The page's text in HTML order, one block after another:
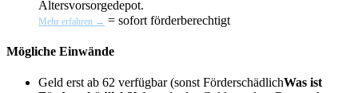
Altersvorsorgedepot.
Mehr erfahren → = sofort förderberechtigt
Mögliche Einwände
Geld erst ab 62 verfügbar (sonst FörderschädlichWas ist